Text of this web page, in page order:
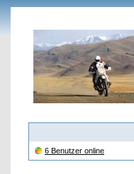
6 Benutzer online